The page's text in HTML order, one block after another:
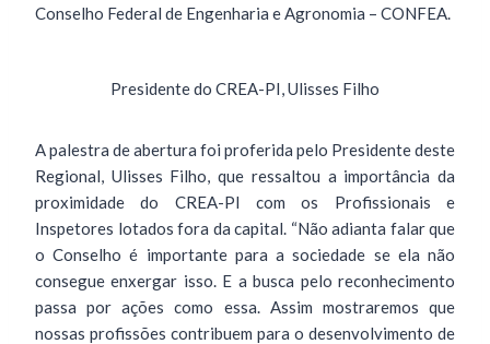
Conselho Federal de Engenharia e Agronomia – CONFEA.
Presidente do CREA-PI, Ulisses Filho
A palestra de abertura foi proferida pelo Presidente deste
Regional, Ulisses Filho, que ressaltou a importância da
proximidade do CREA-PI com os Profissionais e
Inspetores lotados fora da capital. “Não adianta falar que
o Conselho é importante para a sociedade se ela não
consegue enxergar isso. E a busca pelo reconhecimento
passa por ações como essa. Assim mostraremos que
nossas profissões contribuem para o desenvolvimento de